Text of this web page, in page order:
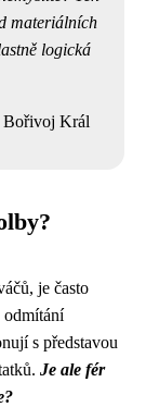
materiálních
logická
Bořivoj Král
je často
odmítání
s představou
Je ale fér